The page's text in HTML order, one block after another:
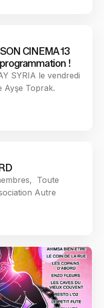
CINEMA 13
!
SYRIA le vendredi
Ayşe Toprak.
Toute
Autre